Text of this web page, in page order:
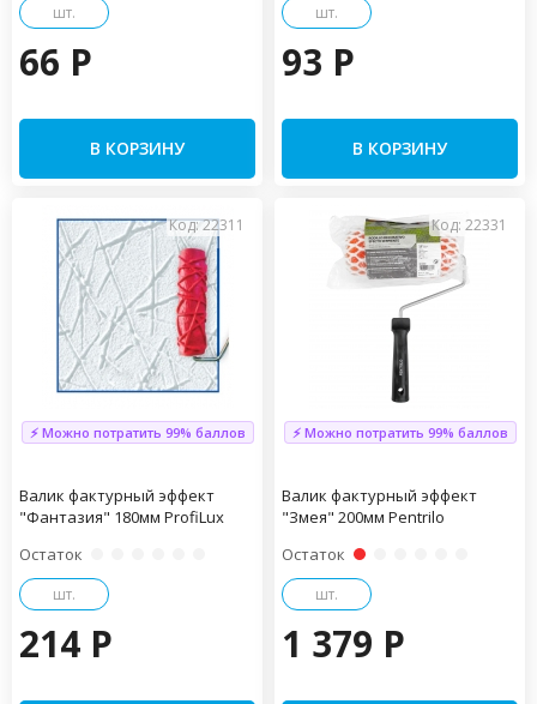
шт.
66 P
В КОРЗИНУ
шт.
93 P
В КОРЗИНУ
Код: 22311
⚡ Можно потратить 99% баллов
Валик фактурный эффект
"Фантазия" 180мм ProfiLux
Остаток
шт.
214 P
Код: 22331
⚡ Можно потратить 99% баллов
Валик фактурный эффект
"Змея" 200мм Pentrilo
Остаток
шт.
1 379 P